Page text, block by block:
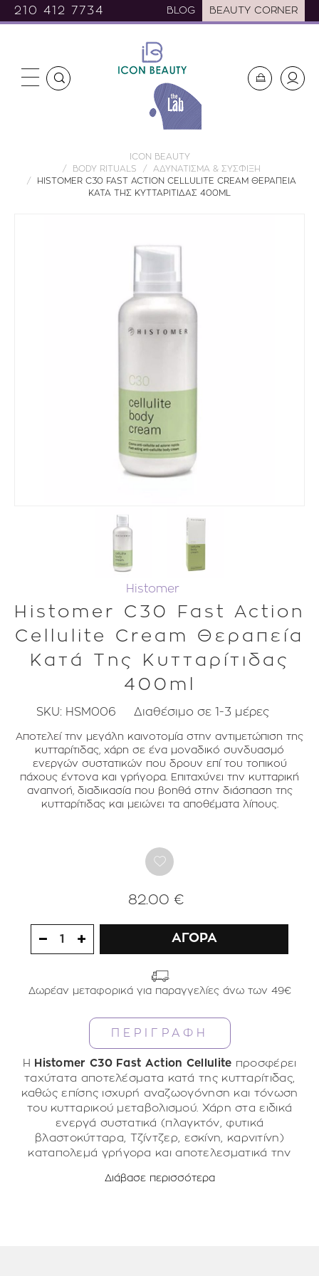
210 412 7734 BLOG BEAUTY CORNER
ICON BEAUTY
BODY RITUALS
ΑΔΥΝΑΤΙΣΜΑ & ΣΥΣΦΙΞΗ
HISTOMER C30 FAST ACTION CELLULITE CREAM ΘΕΡΑΠΕΙΑ
ΚΑΤΑ ΤΗΣ ΚΥΤΤΑΡΙΤΙΔΑΣ 400ML
Histomer
Histomer C30 Fast Action
Cellulite Cream Θεραπεία
Κατά Της Κυτταρίτιδας
400ml
SKU: HSM006 Διαθέσιμο σε 1-3 μέρες
Αποτελεί την μεγάλη καινοτομία στην αντιμετώπιση της
κυτταρίτιδας, χάρη σε ένα μοναδικό συνδυασμό
ενεργών συστατικών που δρουν επί του τοπικού
πάχους έντονα και γρήγορα. Επιταχύνει την κυτταρική
αναπνοή, διαδικασία που βοηθά στην διάσπαση της
κυτταρίτιδας και μειώνει τα αποθέματα λίπους.
82.00 €
1 ΑΓΟΡΑ
Δωρέαν μεταφορικά για παραγγελίες άνω των 49€
ΠΕΡΙΓΡΑΦΗ
Η Histomer C30 Fast Action Cellulite προσφέρει
ταχύτατα αποτελέσματα κατά της κυτταρίτιδας,
καθώς επίσης ισχυρή αναζωογόνηση και τόνωση
του κυτταρικού μεταβολισμού. Χάρη στα ειδικά
ενεργά συστατικά (πλαγκτόν, φυτικά
βλαστοκύτταρα, Τζίντζερ, εσκίνη, καρνιτίνη)
καταπολεμά γρήγορα και αποτελεσματικά την
πορτοκαλιού. Τα 400 ml που παρέχει επαρκούν για
Τρόπος Χρήσης:
Διάβασε περισσότερα